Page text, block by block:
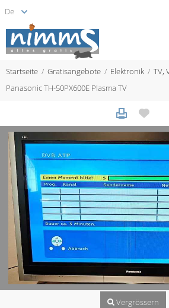
Startseite Gratisangebote Elektronik
TV,
Panasonic TH-50PX600E Plasma TV
Vergrössern